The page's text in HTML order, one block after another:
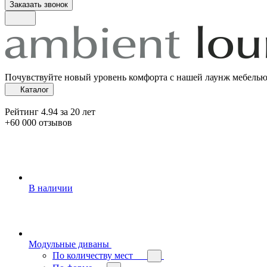
Заказать звонок
Почувствуйте новый уровень комфорта с нашей лаунж мебелью
Каталог
Рейтинг 4.94 за 20 лет
+60 000 отзывов
В наличии
Модульные диваны
По количеству мест